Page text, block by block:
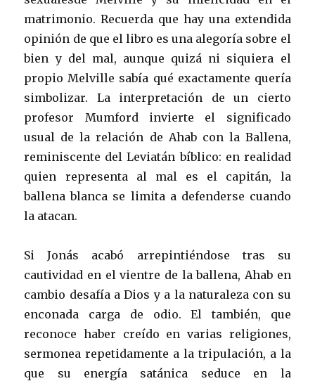
matrimonio. Recuerda que hay una extendida
opinión de que el libro es una alegoría sobre el
bien y del mal, aunque quizá ni siquiera el
propio Melville sabía qué exactamente quería
simbolizar. La interpretación de un cierto
profesor Mumford invierte el significado
usual de la relación de Ahab con la Ballena,
reminiscente del Leviatán bíblico: en realidad
quien representa al mal es el capitán, la
ballena blanca se limita a defenderse cuando
la atacan.
Si Jonás acabó arrepintiéndose tras su
cautividad en el vientre de la ballena, Ahab en
cambio desafía a Dios y a la naturaleza con su
enconada carga de odio. El también, que
reconoce haber creído en varias religiones,
sermonea repetidamente a la tripulación, a la
que su energía satánica seduce en la